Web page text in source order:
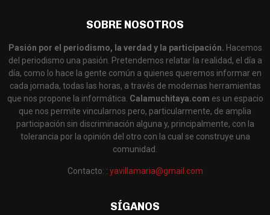
SOBRE NOSOTROS
Pasión por el periodismo, la verdad y la participación. Hacemos
del periodismo una pasión. Pretendemos relatar la realidad, el día a
día, como lo hace la gente común a quienes queremos informar en
cada jornada, todas las horas, a través de modernas herramientas
que nos propone la informática. Calamuchitaya.com es un espacio
que nos permite vincularnos pero, particularmente, de amplia
participación sin discriminación alguna y, principalmente, con la
tolerancia por la opinión del otro con la cual se construye una
comunidad.
Contacto: : yavillamaria@gmail.com
SÍGANOS